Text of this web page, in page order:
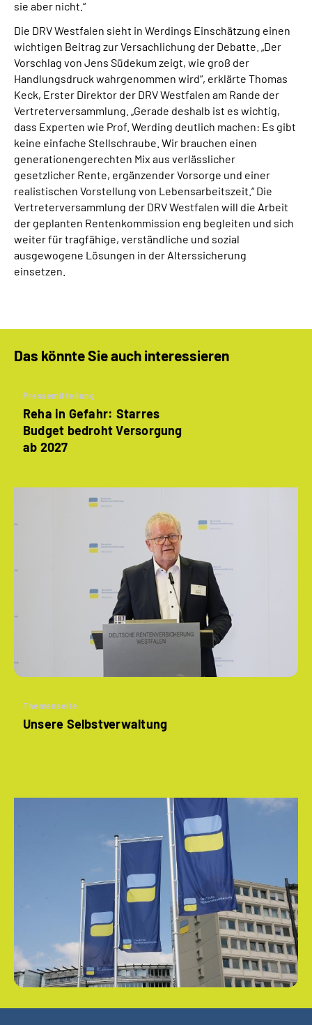
sie aber nicht.“
Die DRV Westfalen sieht in Werdings Einschätzung einen
wichtigen Beitrag zur Versachlichung der Debatte. „Der
Vorschlag von Jens Südekum zeigt, wie groß der
Handlungsdruck wahrgenommen wird“, erklärte Thomas
Keck, Erster Direktor der DRV Westfalen am Rande der
Vertreterversammlung. „Gerade deshalb ist es wichtig,
dass Experten wie Prof. Werding deutlich machen: Es gibt
keine einfache Stellschraube. Wir brauchen einen
generationengerechten Mix aus verlässlicher
gesetzlicher Rente, ergänzender Vorsorge und einer
realistischen Vorstellung von Lebensarbeitszeit.“ Die
Vertreterversammlung der DRV Westfalen will die Arbeit
der geplanten Rentenkommission eng begleiten und sich
weiter für tragfähige, verständliche und sozial
ausgewogene Lösungen in der Alterssicherung
einsetzen.
Das könnte Sie auch interessieren
Pressemitteilung
Reha in Gefahr: Starres
Budget bedroht Versorgung
ab 2027
Themenseite
Unsere Selbstverwaltung